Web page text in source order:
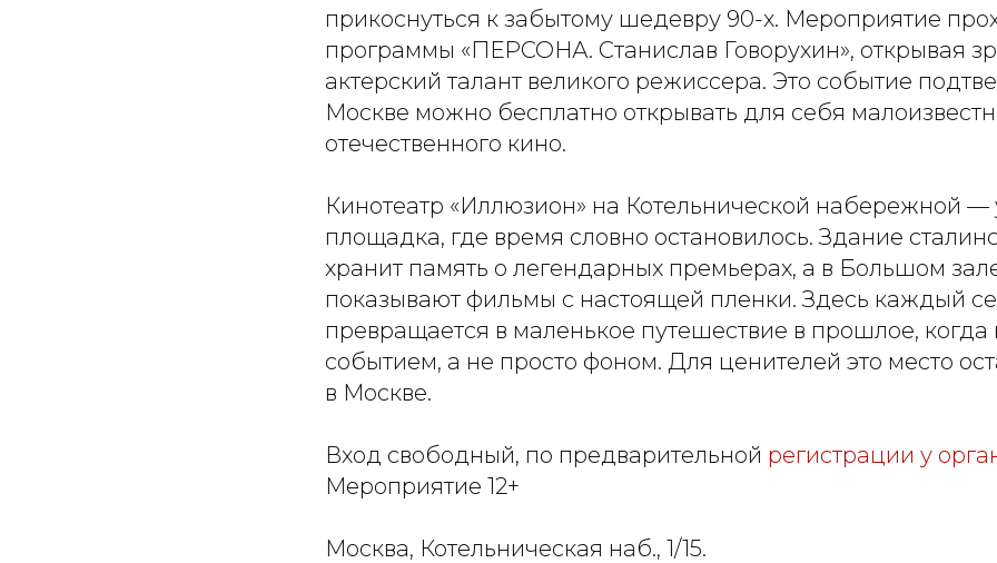
прикоснуться к забытому шедевру 90-х. Мероприятие
программы «ПЕРСОНА. Станислав Говорухин», открывая
актерский талант великого режиссера. Это событие
Москве можно бесплатно открывать для себя
отечественного кино.
Кинотеатр «Иллюзион» на Котельнической набережной —
площадка, где время словно остановилось. Здание
хранит память о легендарных премьерах, а в Большом
показывают фильмы с настоящей пленки. Здесь каждый
превращается в маленькое путешествие в прошлое,
событием, а не просто фоном. Для ценителей это место
в Москве.
Вход свободный, по предварительной регистрации у
Мероприятие 12+
Москва, Котельническая наб., 1/15.